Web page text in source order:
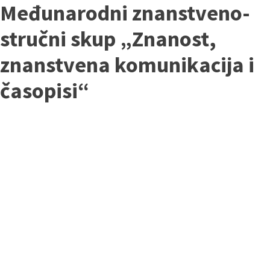
Međunarodni znanstveno-
stručni skup „Znanost,
znanstvena komunikacija i
časopisi“